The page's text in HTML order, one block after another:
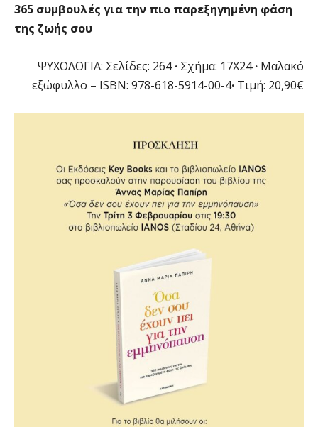
365 συμβουλές για την πιο παρεξηγημένη φάση
της ζωής σου
ΨΥΧΟΛΟΓΙΑ: Σελίδες: 264· Σχήμα: 17Χ24· Μαλακό
εξώφυλλο – ΙSBN: 978-618-5914-00-4· Τιμή: 20,90€